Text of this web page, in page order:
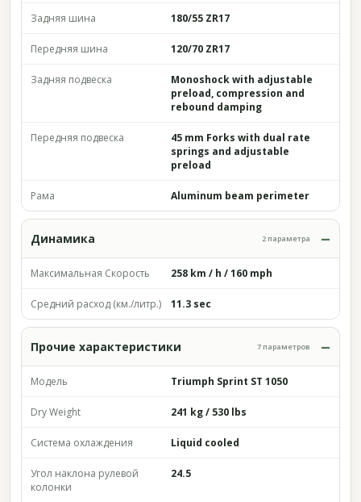
Задняя шина 180/55 ZR17
Передняя шина 120/70 ZR17
Задняя подвеска
Monoshock with adjustable
preload, compression and
rebound damping
Передняя подвеска
45 mm Forks with dual rate
springs and adjustable
preload
Рама Aluminum beam perimeter
Динамика 2 параметра
Максимальная Скорость 258 km / h / 160 mph
Средний расход (км./литр.) 11.3 sec
Прочие характеристики 7 параметров
Модель Triumph Sprint ST 1050
Dry Weight 241 kg / 530 lbs
Система охлаждения Liquid cooled
Угол наклона рулевой
колонки
24.5